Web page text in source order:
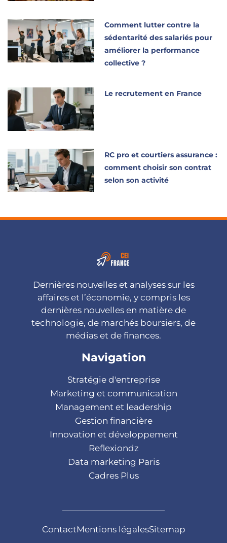
Comment lutter contre la
sédentarité des salariés pour
améliorer la performance
collective ?
Le recrutement en France
RC pro et courtiers assurance :
comment choisir son contrat
selon son activité
Dernières nouvelles et analyses sur les
affaires et l’économie, y compris les
dernières nouvelles en matière de
technologie, de marchés boursiers, de
médias et de finances.
Navigation
Stratégie d'entreprise
Marketing et communication
Management et leadership
Gestion financière
Innovation et développement
Reflexiondz
Data marketing Paris
Cadres Plus
ContactMentions légalesSitemap